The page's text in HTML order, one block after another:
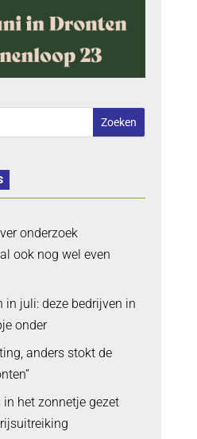
onderzoek
ook nog wel even
in juli: deze bedrijven in
onder
anders stokt de
het zonnetje gezet